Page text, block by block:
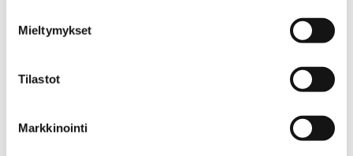
Mieltymykset
Tilastot
Markkinointi
siihen, mitä teemme. Tämän rakkauden ymmärtämisen
perheeseemme, sitten maahamme ja maailmalle.”
Matti Helin